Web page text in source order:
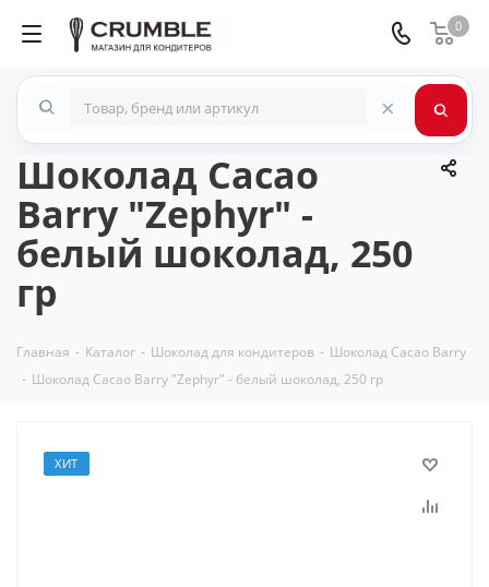
0
×
Шоколад Cacao
Barry "Zephyr" -
белый шоколад, 250
гр
Главная - Каталог - Шоколад для кондитеров - Шоколад Cacao Barry
- Шоколад Cacao Barry "Zephyr" - белый шоколад, 250 гр
ХИТ